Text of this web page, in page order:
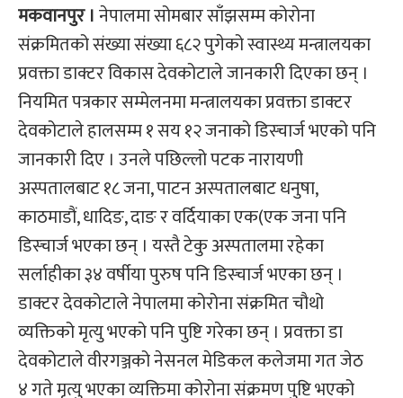
मकवानपुर ।नेपालमा सोमबार साँझसम्म कोरोना
संक्रमितको संख्या संख्या ६८२ पुगेको स्वास्थ्य मन्त्रालयका
प्रवक्ता डाक्टर विकास देवकोटाले जानकारी दिएका छन् ।
नियमित पत्रकार सम्मेलनमा मन्त्रालयका प्रवक्ता डाक्टर
देवकोटाले हालसम्म १ सय १२ जनाको डिस्चार्ज भएको पनि
जानकारी दिए । उनले पछिल्लो पटक नारायणी
अस्पतालबाट १८ जना, पाटन अस्पतालबाट धनुषा,
काठमाडौं, धादिङ, दाङ र वर्दियाका एक(एक जना पनि
डिस्चार्ज भएका छन् । यस्तै टेकु अस्पतालमा रहेका
सर्लाहीका ३४ वर्षीया पुरुष पनि डिस्चार्ज भएका छन् ।
डाक्टर देवकोटाले नेपालमा कोरोना संक्रमित चौथो
व्यक्तिको मृत्यु भएको पनि पुष्टि गरेका छन् । प्रवक्ता डा
देवकोटाले वीरगञ्जको नेसनल मेडिकल कलेजमा गत जेठ
४ गते मृत्यु भएका व्यक्तिमा कोरोना संक्रमण पुष्टि भएको